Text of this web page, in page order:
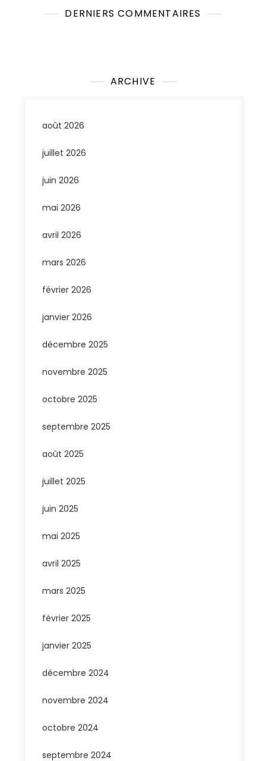
DERNIERS COMMENTAIRES
ARCHIVE
août 2026
juillet 2026
juin 2026
mai 2026
avril 2026
mars 2026
février 2026
janvier 2026
décembre 2025
novembre 2025
octobre 2025
septembre 2025
août 2025
juillet 2025
juin 2025
mai 2025
avril 2025
mars 2025
février 2025
janvier 2025
décembre 2024
novembre 2024
octobre 2024
septembre 2024